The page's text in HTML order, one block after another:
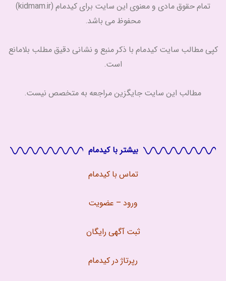
تمام حقوق مادی و معنوی این سایت برای کیدمام (kidmam.ir)
محفوظ می باشد.
کپی مطالب سایت کیدمام با ذکر منبع و نشانی دقیق مطلب بلامانع
است.
مطالب این سایت جایگزین مراجعه به متخصص نیست.
بیشتر با کیدمام
تماس باکیدمام
ورود – عضویت
ثبت آگهی رایگان
رپرتاژ در کیدمام